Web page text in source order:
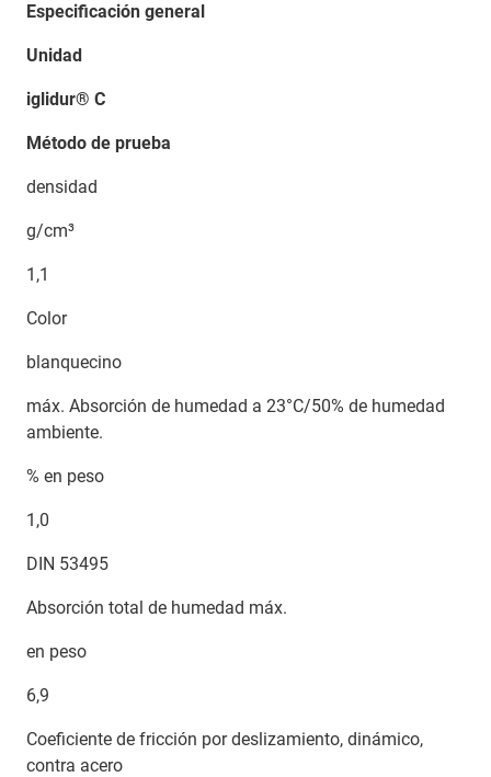
Especificación general
Unidad
iglidur® C
Método de prueba
densidad
g/cm³
1,1
Color
blanquecino
máx. Absorción de humedad a 23°C/50% de humedad
ambiente.
% en peso
1,0
DIN 53495
Absorción total de humedad máx.
en peso
6,9
Coeficiente de fricción por deslizamiento, dinámico,
contra acero